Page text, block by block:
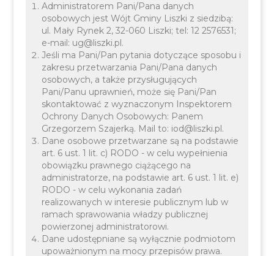
LGD Blisko Krakowa
zaprasza na bezpłatne
spotkanie informacyjno-
konsultacyjne
Administratorem Pani/Pana danych
osobowych jest Wójt Gminy Liszki z siedzibą:
ul. Mały Rynek 2, 32-060 Liszki; tel: 12 2576531;
e-mail: ug@liszki.pl.
Jeśli ma Pani/Pan pytania dotyczące sposobu i
zakresu przetwarzania Pani/Pana danych
osobowych, a także przysługujących
Pani/Panu uprawnień, może się Pani/Pan
skontaktować z wyznaczonym Inspektorem
Ochrony Danych Osobowych: Panem
Grzegorzem Szajerką. Mail to: iod@liszki.pl.
Dane osobowe przetwarzane są na podstawie
art. 6 ust. 1 lit. c) RODO - w celu wypełnienia
obowiązku prawnego ciążącego na
administratorze, na podstawie art. 6 ust. 1 lit. e)
RODO - w celu wykonania zadań
realizowanych w interesie publicznym lub w
ramach sprawowania władzy publicznej
powierzonej administratorowi.
Dane udostępniane są wyłącznie podmiotom
upoważnionym na mocy przepisów prawa.